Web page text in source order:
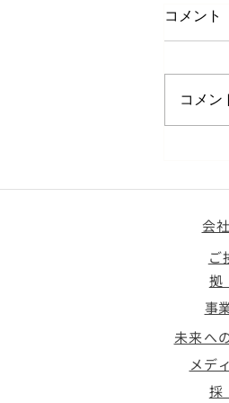
コメント
コメン
会
ご
事
未来へ
メデ